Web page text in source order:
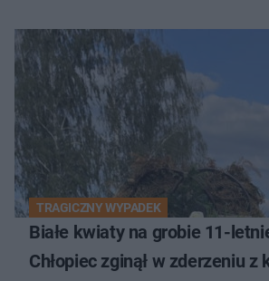
TRAGICZNY WYPADEK
Białe kwiaty na grobie 11-
Chłopiec zginął w zderzeniu z